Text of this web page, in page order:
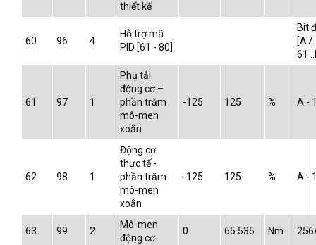
thiết kế
60 96 4
Hỗ trợ mã
PID [61 - 80]
Bit
61
61 97 1
Phụ tải
động cơ –
phần trăm
mô-men
xoắn
-125 125 % A -
62 98 1
Động cơ
thực tế -
phần trăm
mô-men
xoắn
-125 125 % A -
63 99 2
Mô-men
động cơ
0 65.535 Nm